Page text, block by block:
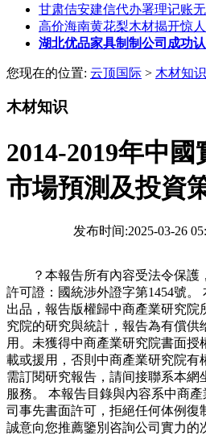
甘肃佶安建信代办署理记账
高价海南黄花梨木材揭开惊
湖北优品家具制制公司成功
您现在的位置: 云顶国际 > 木材知识
木材知识
2014-2019年中
市場預測及投資
发布时间:2025-03-26
？本報告所有內容受法令保護
許可證：國統涉外證字第1454號。
出品，報告版權歸中商產業研究院
究院的研究與統計，報告為有償供
用。未獲得中商產業研究院書面
載或援用，否則中商產業研究院有
需訂閱研究報告，請间接聯系本網
服務。 本報告目錄與內容系中商
司事先書面許可，拒絕任何体例復
誠意向您推薦鑒別咨詢公司實力的